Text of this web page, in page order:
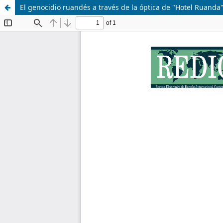
El genocidio ruandés a través de la óptica de "Hotel Ruanda"